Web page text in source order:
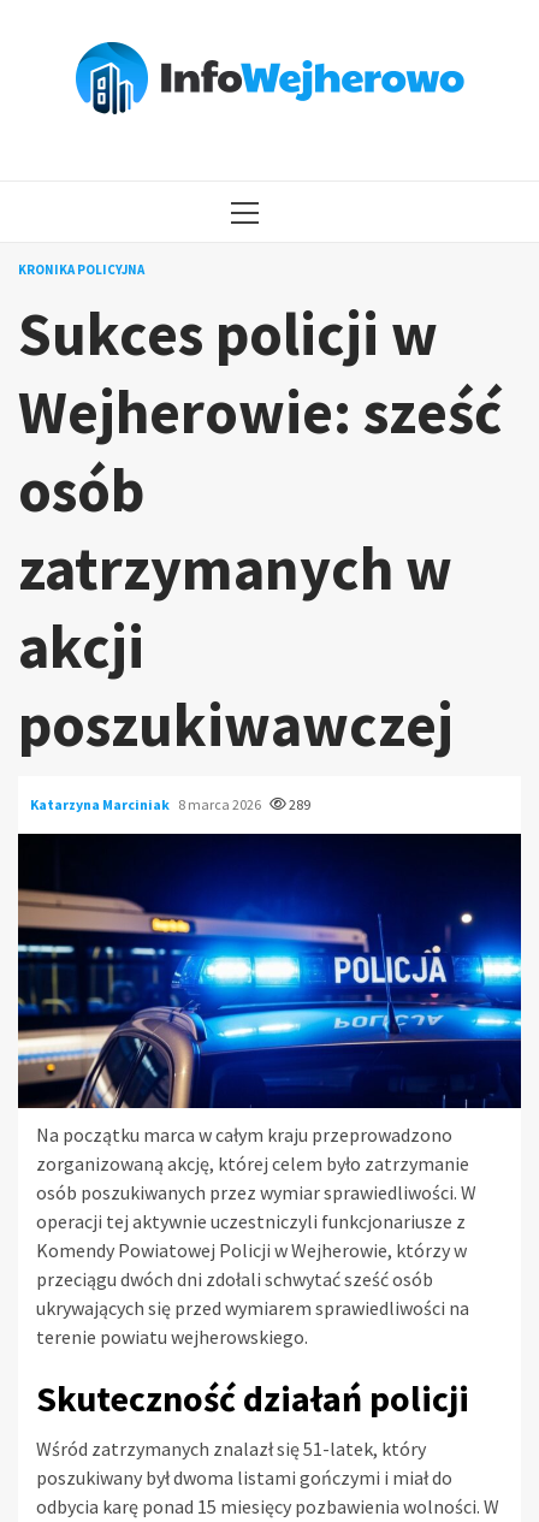
MENU
KRONIKA POLICYJNA
Sukces policji w
Wejherowie: sześć
osób
zatrzymanych w
akcji
poszukiwawczej
Katarzyna Marciniak 8 marca 2026 289
Na początku marca w całym kraju przeprowadzono
zorganizowaną akcję, której celem było zatrzymanie
osób poszukiwanych przez wymiar sprawiedliwości. W
operacji tej aktywnie uczestniczyli funkcjonariusze z
Komendy Powiatowej Policji w Wejherowie, którzy w
przeciągu dwóch dni zdołali schwytać sześć osób
ukrywających się przed wymiarem sprawiedliwości na
terenie powiatu wejherowskiego.
Skuteczność działań policji
Wśród zatrzymanych znalazł się 51-latek, który
poszukiwany był dwoma listami gończymi i miał do
odbycia karę ponad 15 miesięcy pozbawienia wolności. W